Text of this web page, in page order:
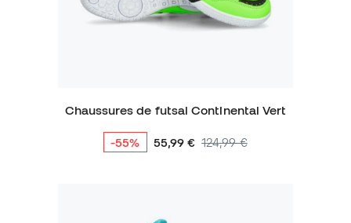
Chaussures de futsal Continental Vert
-55% 55,99 € 124,99 €